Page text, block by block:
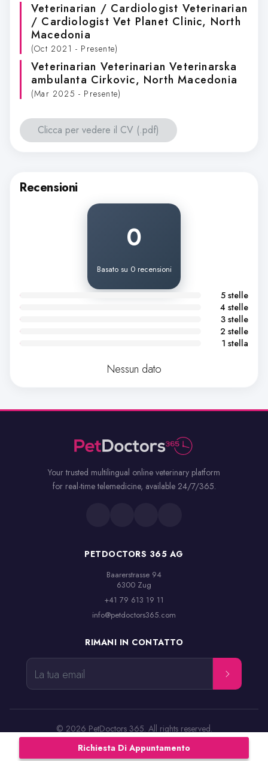
Veterinarian / Cardiologist Veterinarian
/ Cardiologist Vet Planet Clinic, North
Macedonia
(Oct 2021 - Presente)
Veterinarian Veterinarian Veterinarska
ambulanta Cirkovic, North Macedonia
(Mar 2025 - Presente)
Clicca per vedere il CV (.pdf)
Recensioni
0
Basato su 0 recensioni
5 stelle
4 stelle
3 stelle
2 stelle
1 stella
Nessun dato
Richiesta Di Appuntamento
Your trusted multilingual online veterinary platform
for real-time telemedicine, available 24/7/365.
PETDOCTORS 365 AG
Baarerstrasse 94
6300 Zug
+41 79 613 19 11
info@petdoctors365.com
RIMANI IN CONTATTO
La tua email
© 2026 PetDoctors 365. All rights reserved.
Termini e condizioniAvviso legaleInformativa sulla privacy